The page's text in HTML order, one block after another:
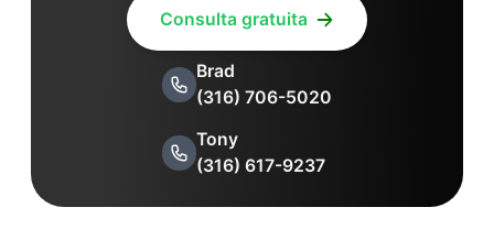
Consulta gratuita
Brad
(316) 706-5020
Tony
(316) 617-9237